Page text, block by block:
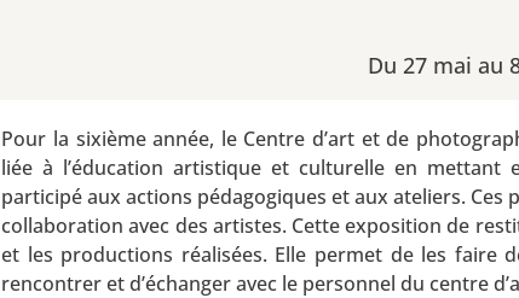
Du 27 mai au
Pour la sixième année, le Centre d’art et de
liée à l’éducation artistique et culturelle en
participé aux actions pédagogiques et aux ateliers.
collaboration avec des artistes. Cette exposition de
et les productions réalisées. Elle permet de les faire
rencontrer et d’échanger avec le personnel du centre